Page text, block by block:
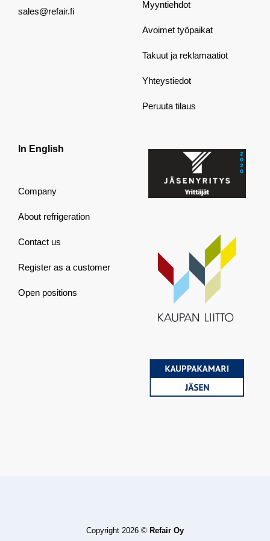
sales@refair.fi
Myyntiehdot
Avoimet työpaikat
Takuut ja reklamaatiot
Yhteystiedot
Peruuta tilaus
In English
Company
About refrigeration
Contact us
Register as a customer
Open positions
Copyright 2026 © Refair Oy